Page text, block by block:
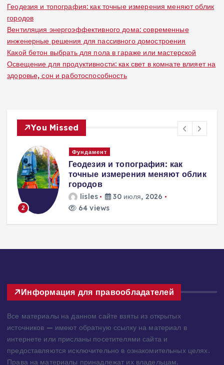
Геодезия и топография: как точные измерения меняют облик
городов
Вентиляция энергоэффективного дома: современные
инженерные решения для пассивного домостроения
Какой бетон выбрать для пола в гараже или мастерской
Освещение для продуктивности: как свет в комнате влияет на
здоровье, сон и работоспособность
You Missed
Вентиляция
Вентиляция
энергоэффективного дома:
современные инженерные
решения для пассивного
домостроения
Информация для правообладателей
Все материалы на данном сайте взяты из открытых
источников — имеют обратную ссылку на материал в
интернете или присланы посетителями сайта и